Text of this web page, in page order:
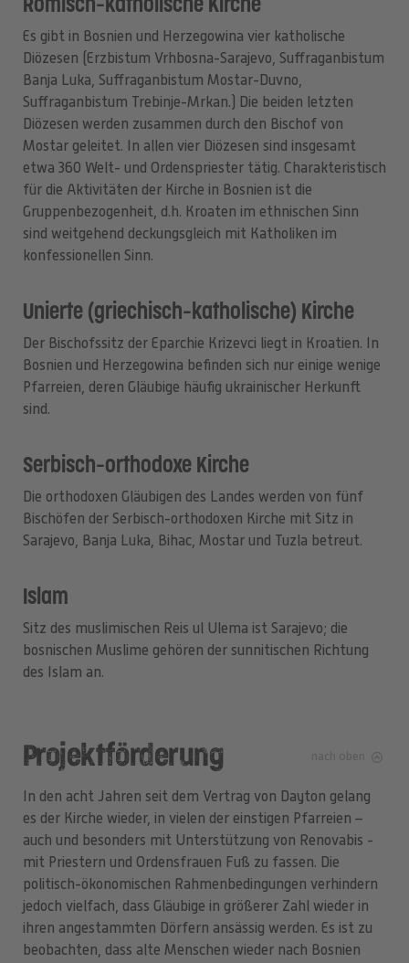
Römisch-katholische Kirche
Es gibt in Bosnien und Herzegowina vier katholische
Diözesen (Erzbistum Vrhbosna-Sarajevo, Suffraganbistum
Banja Luka, Suffraganbistum Mostar-Duvno,
Suffraganbistum Trebinje-Mrkan.) Die beiden letzten
Diözesen werden zusammen durch den Bischof von
Mostar geleitet. In allen vier Diözesen sind insgesamt
etwa 360 Welt- und Ordenspriester tätig. Charakteristisch
für die Aktivitäten der Kirche in Bosnien ist die
Gruppenbezogenheit, d.h. Kroaten im ethnischen Sinn
sind weitgehend deckungsgleich mit Katholiken im
konfessionellen Sinn.
Unierte (griechisch-katholische) Kirche
Der Bischofssitz der Eparchie Krizevci liegt in Kroatien. In
Bosnien und Herzegowina befinden sich nur einige wenige
Pfarreien, deren Gläubige häufig ukrainischer Herkunft
sind.
Serbisch-orthodoxe Kirche
Die orthodoxen Gläubigen des Landes werden von fünf
Bischöfen der Serbisch-orthodoxen Kirche mit Sitz in
Sarajevo, Banja Luka, Bihac, Mostar und Tuzla betreut.
Islam
Sitz des muslimischen Reis ul Ulema ist Sarajevo; die
bosnischen Muslime gehören der sunnitischen Richtung
des Islam an.
Projektförderung
In den acht Jahren seit dem Vertrag von Dayton gelang
es der Kirche wieder, in vielen der einstigen Pfarreien –
auch und besonders mit Unterstützung von Renovabis -
mit Priestern und Ordensfrauen Fuß zu fassen. Die
politisch-ökonomischen Rahmenbedingungen verhindern
jedoch vielfach, dass Gläubige in größerer Zahl wieder in
ihren angestammten Dörfern ansässig werden. Es ist zu
beobachten, dass alte Menschen wieder nach Bosnien